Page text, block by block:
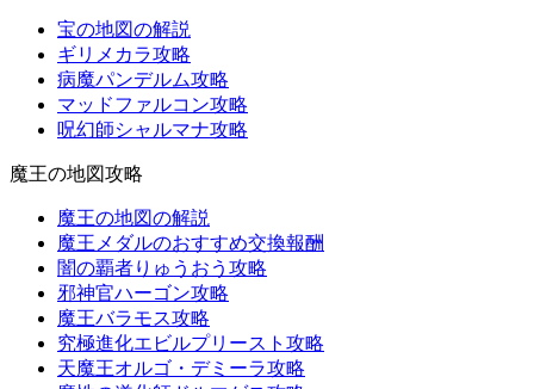
宝の地図の解説
ギリメカラ攻略
病魔パンデルム攻略
マッドファルコン攻略
呪幻師シャルマナ攻略
魔王の地図攻略
魔王の地図の解説
魔王メダルのおすすめ交換報酬
闇の覇者りゅうおう攻略
邪神官ハーゴン攻略
魔王バラモス攻略
究極進化エビルプリースト攻略
天魔王オルゴ・デミーラ攻略